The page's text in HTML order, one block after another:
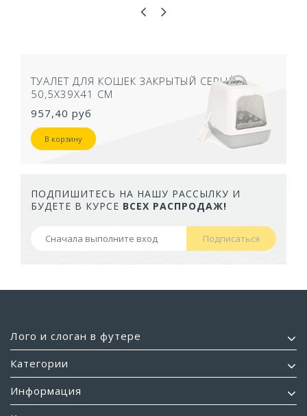
ТУАЛЕТ ДЛЯ КОШЕК ЗАКРЫТЫЙ СЕРЫЙ
50,5Х39Х41 СМ
957,40 руб
В корзину
ПОДПИШИТЕСЬ НА НАШУ РАССЫЛКУ И
БУДЕТЕ В КУРСЕ ВСЕХ РАСПРОДАЖ!
Подписаться
Лого и слоган в футере
Категории
Информация